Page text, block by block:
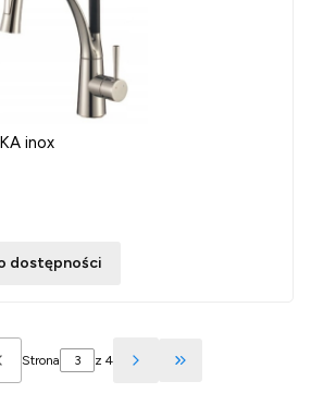
inox
dostępności
pierwszej strony z produktami
Strona z 4
Przejdź do